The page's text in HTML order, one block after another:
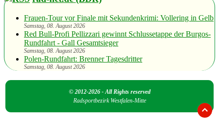
Frauen-Tour vor Finale mit Sekundenkrimi: Vollering in Gelb
Samstag, 08. August 2026
Red Bull-Profi Pellizzari gewinnt Schlussetappe der Burgos-
Rundfahrt - Gall Gesamtsieger
Samstag, 08. August 2026
Polen-Rundfahrt: Brenner Tagesdritter
Samstag, 08. August 2026
© 2012-2026 - All Rights reserved
Radsportbezirk Westfalen-Mitte